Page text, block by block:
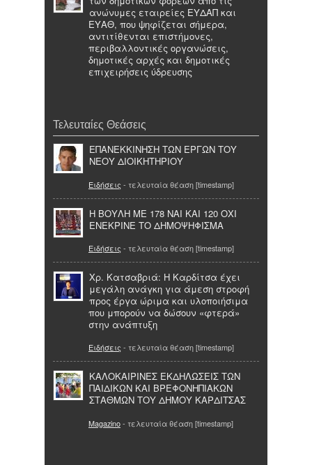
ανώνυμες εταιρείες ΕΥΔΑΠ και
ΕΥΑΘ, που ψηφίζεται σήμερα,
αντιτίθενται επιστήμονες,
περιβαλλοντικές οργανώσεις,
δημοτικές αρχές και δημοτικές
επιχειρήσεις ύδρευσης
Τελευταίες Θεάσεις
ΕΠΑΝΕΚΚΙΝΗΣΗ ΤΩΝ ΕΡΓΩΝ ΤΟΥ
ΝΕΟΥ ΔΙΟΙΚΗΤΗΡΙΟΥ
Ειδήσεις - τελευταία θέαση [timestamp]
Η ΒΟΥΛΗ ΜΕ 178 ΝΑΙ ΚΑΙ 120 ΟΧΙ
ΕΝΕΚΡΙΝΕ ΤΟ ΔΗΜΟΨΗΦΙΣΜΑ
Ειδήσεις - τελευταία θέαση [timestamp]
Χρ. Κατσαβριά: Η Καρδίτσα έχει
μεγάλη ανάγκη για άμεση στροφή
προς έργα ώριμα και υλοποιήσιμα
που μπορούν να δώσουν «φτερά»
στην ανάπτυξη
Ειδήσεις - τελευταία θέαση [timestamp]
ΚΑΛΟΚΑΙΡΙΝΕΣ ΕΚΔΗΛΩΣΕΙΣ ΤΩΝ
ΠΑΙΔΙΚΩΝ ΚΑΙ ΒΡΕΦΟΝΗΠΙΑΚΩΝ
ΣΤΑΘΜΩΝ ΤΟΥ ΔΗΜΟΥ ΚΑΡΔΙΤΣΑΣ
Magazino- τελευταία θέαση [timestamp]